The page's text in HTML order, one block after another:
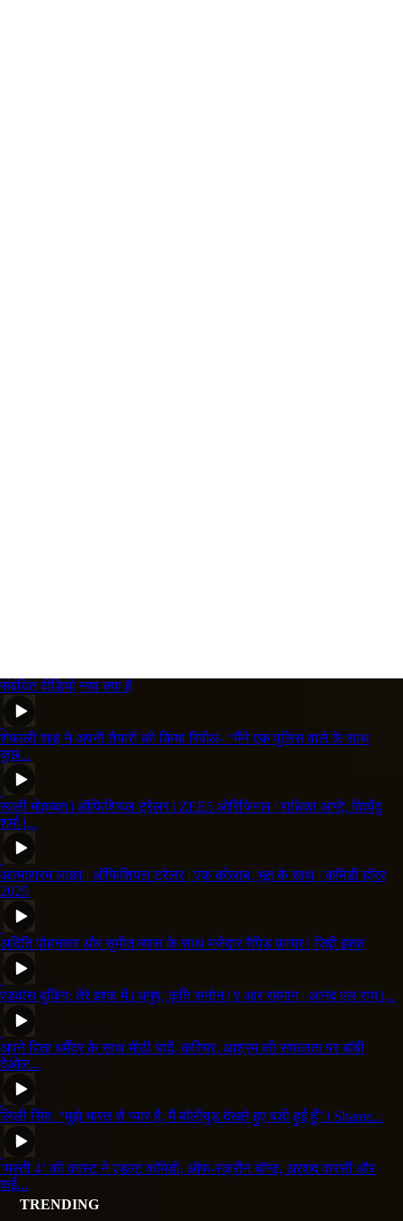
संबंधित वीडियो नया क्या है
शेफाली शाह ने अपनी तैयारी को किया रिवील- “मैंने एक पुलिस वाले के साथ
कुछ...
साली मोहब्बत | ऑफिशियल ट्रेलर | ZEE5 ओरिजिनल | राधिका आप्टे, दिव्येंदु
शर्मा |...
आत्माहारम लाइव | ऑफिशियल ट्रेलर | एक कोलाब, भूत के साथ | कॉमेडी हॉरर
2025
अदिति पोहनकर और सुमीत व्यास के साथ मज़ेदार रैपिड फ़ायर | ज़िद्दी इश्क
एडवांस बुकिंग: तेरे इश्क में | धनुष, कृति सनोन | ए आर रहमान | आनंद एल राय |...
अपने पिता धर्मेंद्र के साथ मीठी यादें, करियर, आश्रम की सफलता पर बॉबी
देओल...
लिली सिंह: “मुझे भारत से प्यार है, मैं बॉलीवुड देखते हुए बड़ी हुई हूँ” | Shame...
‘मस्ती 4’ की कास्ट ने एडल्ट कॉमेडी, ऑफ-स्क्रीन बॉन्ड, अरशद वारसी और
कई...
TRENDING